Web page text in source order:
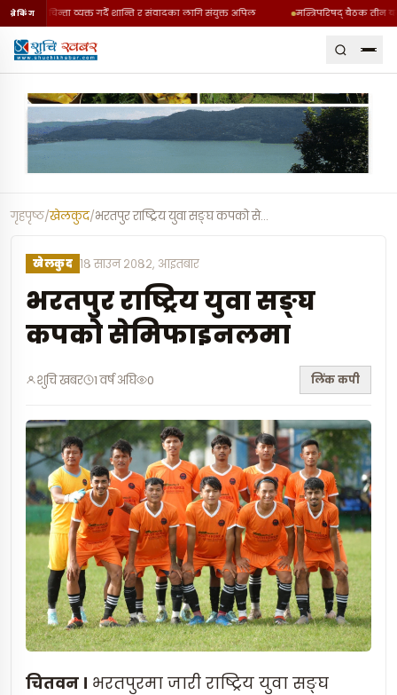
ब्रेकिंग चिन्ता व्यक्त गर्दै शान्ति र संवादका लागि संयुक्त अपिल मन्त्रिपरिषद् बैठक तीन बजे
गृहपृष्ठ/खेलकुद/ भरतपुर राष्ट्रिय युवा सङ्घ कपको सेमिफाइन
खेलकुद १८ साउन २०८२, आइतबार
भरतपुर राष्ट्रिय युवा सङ्घ
कपको सेमिफाइनलमा
शुचि खबर 1 वर्ष अघि 0 लिंक कपी
चितवन । भरतपुरमा जारी राष्ट्रिय युवा सङ्घ